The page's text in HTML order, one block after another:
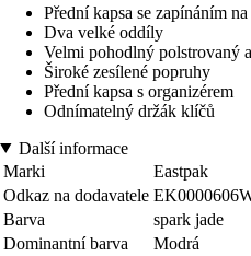
Přední kapsa se zapínáním
Dva velké oddíly
Velmi pohodlný polstrovaný
Široké zesílené popruhy
Přední kapsa s organizérem
Odnímatelný držák klíčů
Další informace
Marki
Eastpak
Odkaz na dodavatele
Barva
spark jade
Dominantní barva
Modrá